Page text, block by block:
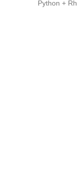
Python +